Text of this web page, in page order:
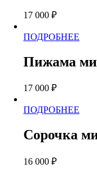
17 000 ₽
ПОДРОБНЕЕ
Пижама
17 000 ₽
ПОДРОБНЕЕ
Сорочка
16 000 ₽